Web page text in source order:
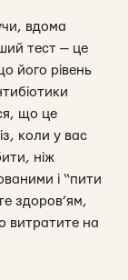
вдома
тест — це
його рівень
що це
коли у вас
ніж
і “пити
здоров’ям,
витратите на